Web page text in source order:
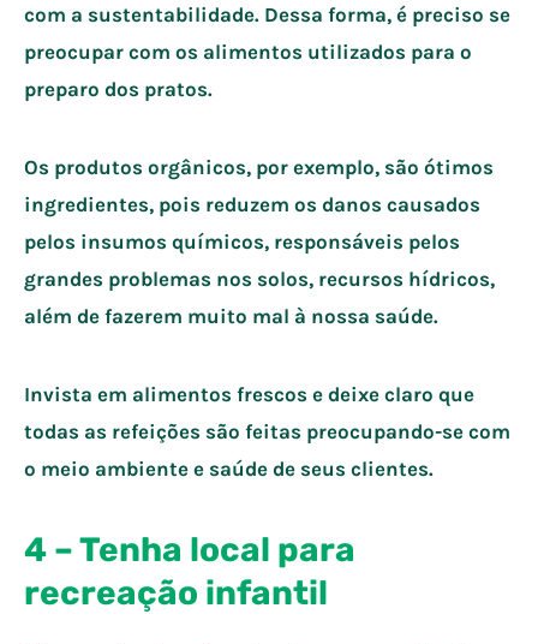
com a sustentabilidade. Dessa forma, é preciso se
preocupar com os alimentos utilizados para o
preparo dos pratos.
Os produtos orgânicos, por exemplo, são ótimos
ingredientes, pois reduzem os danos causados
pelos insumos químicos, responsáveis pelos
grandes problemas nos solos, recursos hídricos,
além de fazerem muito mal à nossa saúde.
Invista em alimentos frescos e deixe claro que
todas as refeições são feitas preocupando-se com
o meio ambiente e saúde de seus clientes.
4 – Tenha local para
recreação infantil